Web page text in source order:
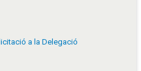
a la Delegació